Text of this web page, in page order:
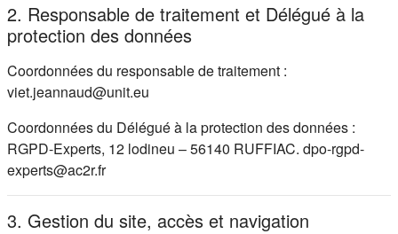
2. Responsable de traitement et Délégué à la
protection des données
Coordonnées du responsable de traitement :
viet.jeannaud@unit.eu
Coordonnées du Délégué à la protection des données :
RGPD-Experts, 12 lodineu – 56140 RUFFIAC. dpo-rgpd-
experts@ac2r.fr
3. Gestion du site, accès et navigation